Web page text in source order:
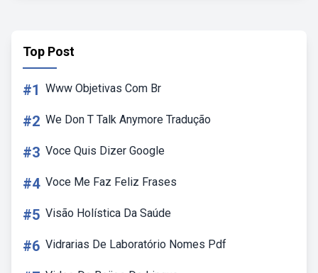
Top Post
#1 Www Objetivas Com Br
#2 We Don T Talk Anymore Tradução
#3 Voce Quis Dizer Google
#4 Voce Me Faz Feliz Frases
#5 Visão Holística Da Saúde
#6 Vidrarias De Laboratório Nomes Pdf